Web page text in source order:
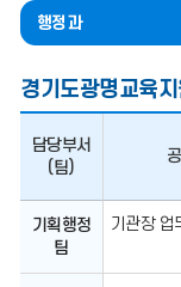
행정과
경기도광명교육
기
담당부서
(팀)
기획행정
팀
기관장 업